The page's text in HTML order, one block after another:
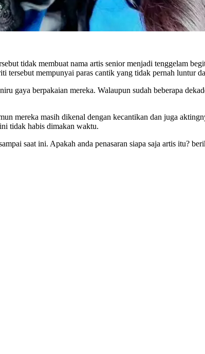
tidak membuat nama artis senior menjadi tenggelam
tersebut mempunyai paras cantik yang tidak pernah luntur
gaya berpakaian mereka. Walaupun sudah beberapa
mereka masih dikenal dengan kecantikan dan juga
tidak habis dimakan waktu.
saat ini. Apakah anda penasaran siapa saja artis itu?